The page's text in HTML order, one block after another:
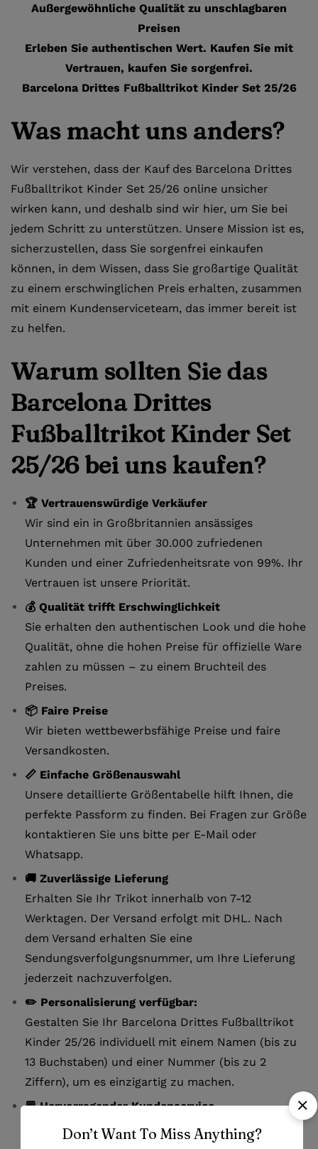
Außergewöhnliche Qualität zu unschlagbaren
Preisen
Erleben Sie authentischen Wert. Kaufen Sie mit
Vertrauen, kaufen Sie sorgenfrei.
Barcelona Drittes Fußballtrikot Kinder Set 25/26
Was macht uns anders?
Wir verstehen, dass der Kauf des Barcelona Drittes
Fußballtrikot Kinder Set 25/26 online unsicher
wirken kann, und deshalb sind wir hier, um Sie bei
jedem Schritt zu unterstützen. Unsere Mission ist es,
sicherzustellen, dass Sie sorgenfrei einkaufen
können, in dem Wissen, dass Sie großartige Qualität
zu einem erschwinglichen Preis erhalten, zusammen
mit einem Kundenserviceteam, das immer bereit ist
zu helfen.
Warum sollten Sie das
Barcelona Drittes
Fußballtrikot Kinder Set
25/26 bei uns kaufen?
🏆 Vertrauenswürdige Verkäufer
Wir sind ein in Großbritannien ansässiges
Unternehmen mit über 30.000 zufriedenen
Kunden und einer Zufriedenheitsrate von 99%. Ihr
Vertrauen ist unsere Priorität.
💰 Qualität trifft Erschwinglichkeit
Sie erhalten den authentischen Look und die hohe
Qualität, ohne die hohen Preise für offizielle Ware
zahlen zu müssen – zu einem Bruchteil des
Preises.
📦 Faire Preise
Wir bieten wettbewerbsfähige Preise und faire
Versandkosten.
📏 Einfache Größenauswahl
Unsere detaillierte Größentabelle hilft Ihnen, die
perfekte Passform zu finden. Bei Fragen zur Größe
kontaktieren Sie uns bitte per E-Mail oder
Whatsapp.
🚚 Zuverlässige Lieferung
Erhalten Sie Ihr Trikot innerhalb von 7-12
Werktagen. Der Versand erfolgt mit DHL. Nach
dem Versand erhalten Sie eine
Sendungsverfolgungsnummer, um Ihre Lieferung
jederzeit nachzuverfolgen.
✏️ Personalisierung verfügbar:
Gestalten Sie Ihr Barcelona Drittes Fußballtrikot
Kinder 25/26 individuell mit einem Namen (bis zu
13 Buchstaben) und einer Nummer (bis zu 2
Ziffern), um es einzigartig zu machen.
💬 Hervorragender Kundenservice
Bei Fragen oder Problemen stehen wir Ihnen über
Live-Chat, E-Mail oder Whatsapp zur Verfügung.
Don’t Want To Miss Anything?